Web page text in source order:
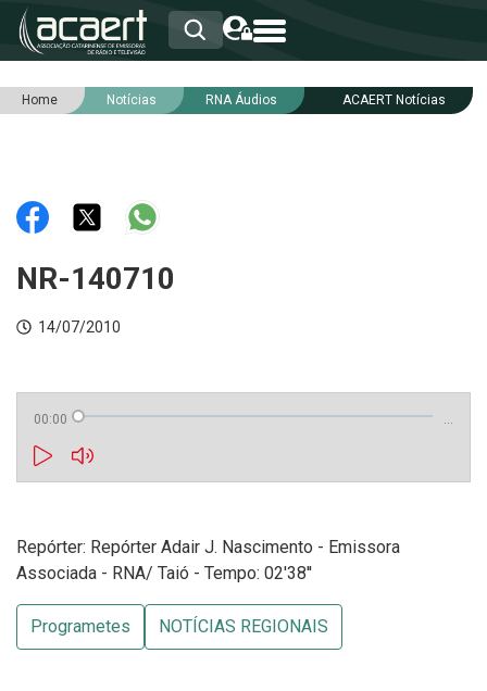
HOME
RNA
NOTÍCIAS
INTEGRIDADE
Home Notícias RNA Áudios ACAERT Notícias
NR-140710
14/07/2010
00:00 …
Repórter: Repórter Adair J. Nascimento - Emissora
Associada - RNA/ Taió - Tempo: 02'38''
Programetes NOTÍCIAS REGIONAIS